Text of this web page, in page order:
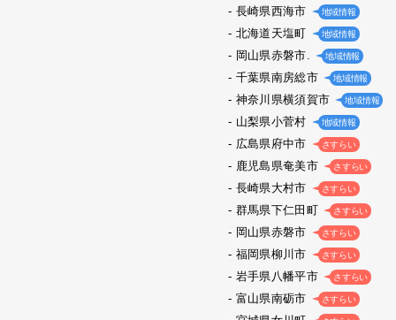
長崎県西海市 地域情報
北海道天塩町 地域情報
岡山県赤磐市. 地域情報
千葉県南房総市 地域情報
神奈川県横須賀市 地域情報
山梨県小菅村 地域情報
広島県府中市 さすらい
鹿児島県奄美市 さすらい
長崎県大村市 さすらい
群馬県下仁田町 さすらい
岡山県赤磐市 さすらい
福岡県柳川市 さすらい
岩手県八幡平市 さすらい
富山県南砺市 さすらい